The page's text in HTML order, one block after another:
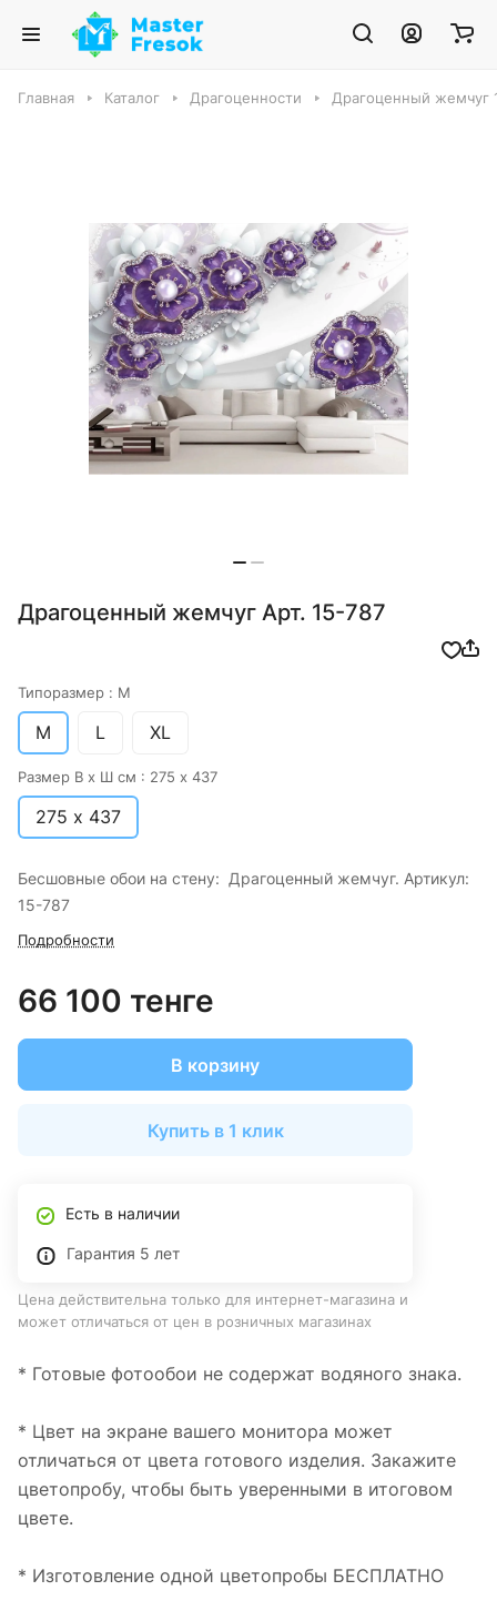
Главная Каталог Драгоценности Драгоценный жемчуг
Драгоценный жемчуг Арт. 15-787
Типоразмер : M
M L XL
Размер В х Ш см : 275 х 437
275 х 437
Бесшовные обои на стену: Драгоценный жемчуг. Артикул:
15-787
Подробности
66 100 тенге
В корзину
Купить в 1 клик
Есть в наличии
Гарантия 5 лет
Цена действительна только для интернет-магазина и
может отличаться от цен в розничных магазинах
* Готовые фотообои не содержат водяного знака.
* Цвет на экране вашего монитора может
отличаться от цвета готового изделия. Закажите
цветопробу, чтобы быть уверенными в итоговом
цвете.
* Изготовление одной цветопробы БЕСПЛАТНО